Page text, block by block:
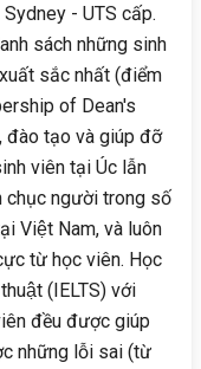
- UTS cấp.
sách những sinh
sắc nhất (điểm
of Dean's
tạo và giúp đỡ
viên tại Úc lẫn
chục người trong số
Việt Nam, và luôn
từ học viên. Học
(IELTS) với
đều được giúp
những lỗi sai (từ